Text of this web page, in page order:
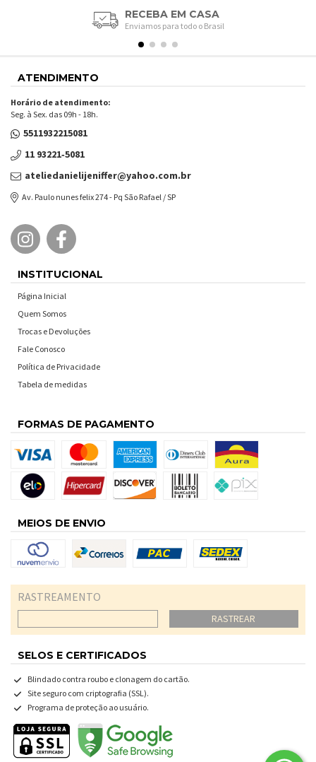
RECEBA EM CASA
Enviamos para todo o Brasil
ATENDIMENTO
Horário de atendimento:
Seg. à Sex. das 09h - 18h.
5511932215081
11 93221‑5081‬
ateliedanielijeniffer@yahoo.com.br
Av. Paulo nunes felix 274 - Pq São Rafael / SP
INSTITUCIONAL
Página Inicial
Quem Somos
Trocas e Devoluções
Fale Conosco
Política de Privacidade
Tabela de medidas
FORMAS DE PAGAMENTO
MEIOS DE ENVIO
RASTREAMENTO
RASTREAR
SELOS E CERTIFICADOS
Blindado contra roubo e clonagem do cartão.
Site seguro com criptografia (SSL).
Programa de proteção ao usuário.